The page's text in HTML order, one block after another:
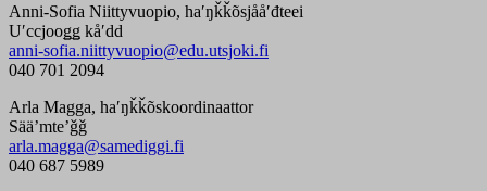
Anni-Sofia Niittyvuopio, haʹŋǩǩõsjååʹđteei
Uʹccjooǥǥ kåʹdd
anni-sofia.niittyvuopio@edu.utsjoki.fi
040 701 2094
Arla Magga, haʹŋǩǩõskoordinaattor
Sää’mte’ǧǧ
arla.magga@samediggi.fi
040 687 5989